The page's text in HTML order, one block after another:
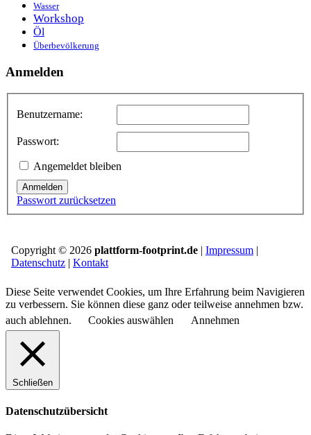
Wasser
Workshop
Öl
Überbevölkerung
Anmelden
Benutzername:
Passwort:
Angemeldet bleiben
Anmelden
Passwort zurücksetzen
Copyright © 2026 plattform-footprint.de | Impressum |
Datenschutz | Kontakt
Diese Seite verwendet Cookies, um Ihre Erfahrung beim Navigieren
zu verbessern. Sie können diese ganz oder teilweise annehmen bzw.
auch ablehnen.
Cookies auswählen Annehmen
Schließen
Datenschutzübersicht